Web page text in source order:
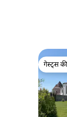
गेस्ट्स
गेस्ट्स